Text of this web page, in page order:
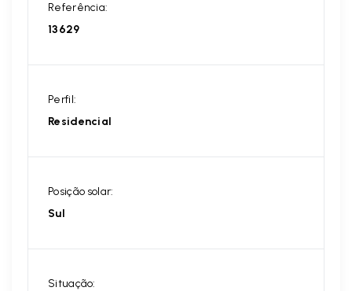
Referência:
13629
Perfil:
Residencial
Posição solar:
Sul
Situação: